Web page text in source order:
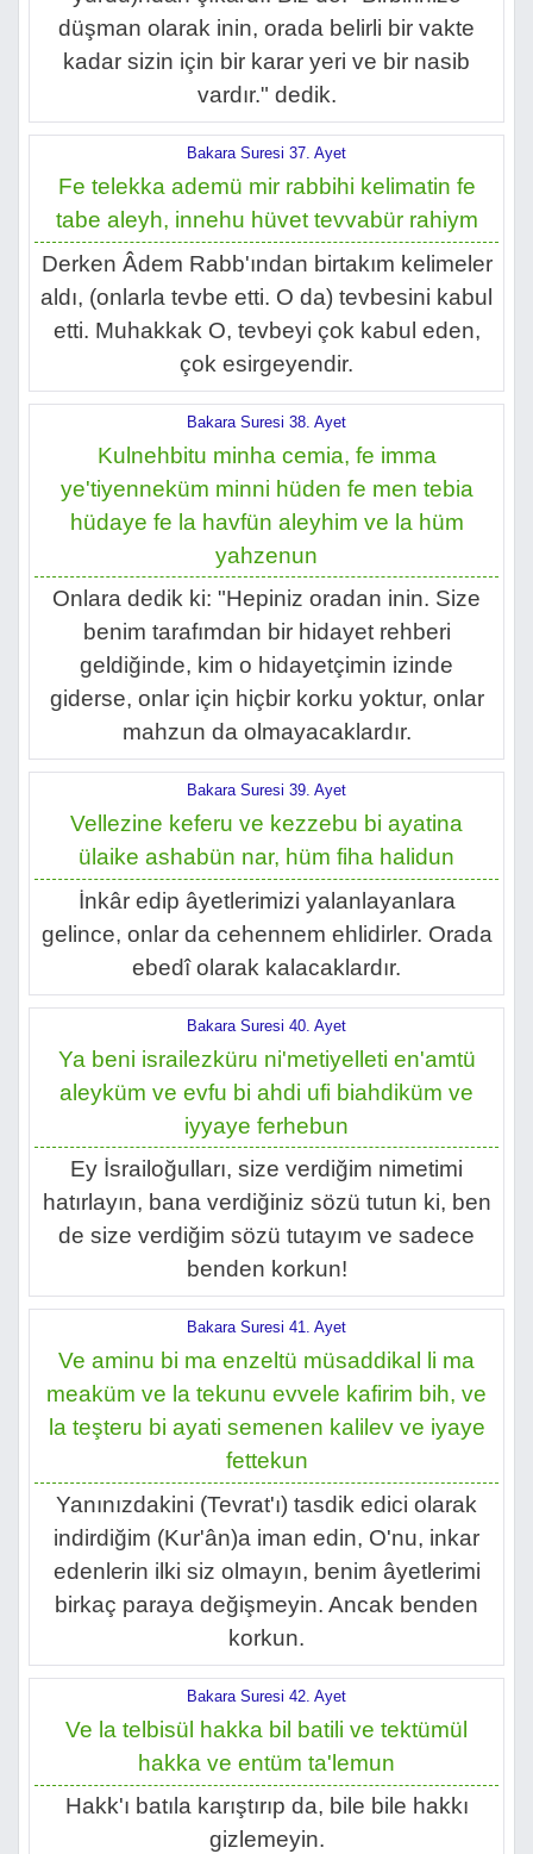
düşman olarak inin, orada belirli bir vakte
kadar sizin için bir karar yeri ve bir nasib
vardır." dedik.
Bakara Suresi 37. Ayet
Fe telekka ademü mir rabbihi kelimatin fe
tabe aleyh, innehu hüvet tevvabür rahiym
Derken Âdem Rabb'ından birtakım kelimeler
aldı, (onlarla tevbe etti. O da) tevbesini kabul
etti. Muhakkak O, tevbeyi çok kabul eden,
çok esirgeyendir.
Bakara Suresi 38. Ayet
Kulnehbitu minha cemia, fe imma
ye'tiyenneküm minni hüden fe men tebia
hüdaye fe la havfün aleyhim ve la hüm
yahzenun
Onlara dedik ki: "Hepiniz oradan inin. Size
benim tarafımdan bir hidayet rehberi
geldiğinde, kim o hidayetçimin izinde
giderse, onlar için hiçbir korku yoktur, onlar
mahzun da olmayacaklardır.
Bakara Suresi 39. Ayet
Vellezine keferu ve kezzebu bi ayatina
ülaike ashabün nar, hüm fiha halidun
İnkâr edip âyetlerimizi yalanlayanlara
gelince, onlar da cehennem ehlidirler. Orada
ebedî olarak kalacaklardır.
Bakara Suresi 40. Ayet
Ya beni israilezküru ni'metiyelleti en'amtü
aleyküm ve evfu bi ahdi ufi biahdiküm ve
iyyaye ferhebun
Ey İsrailoğulları, size verdiğim nimetimi
hatırlayın, bana verdiğiniz sözü tutun ki, ben
de size verdiğim sözü tutayım ve sadece
benden korkun!
Bakara Suresi 41. Ayet
Ve aminu bi ma enzeltü müsaddikal li ma
meaküm ve la tekunu evvele kafirim bih, ve
la teşteru bi ayati semenen kalilev ve iyaye
fettekun
Yanınızdakini (Tevrat'ı) tasdik edici olarak
indirdiğim (Kur'ân)a iman edin, O'nu, inkar
edenlerin ilki siz olmayın, benim âyetlerimi
birkaç paraya değişmeyin. Ancak benden
korkun.
Bakara Suresi 42. Ayet
Ve la telbisül hakka bil batili ve tektümül
hakka ve entüm ta'lemun
Hakk'ı batıla karıştırıp da, bile bile hakkı
gizlemeyin.